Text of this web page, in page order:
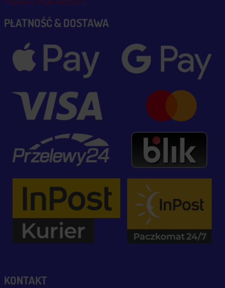
Partnerzy MSALAMON.PL
PŁATNOŚĆ & DOSTAWA
KONTAKT